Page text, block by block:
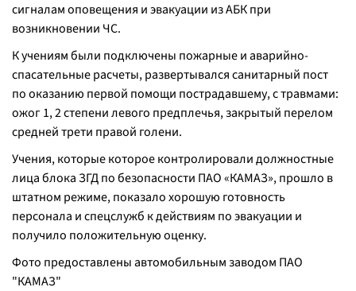
сигналам оповещения и эвакуации из АБК при
возникновении ЧС.
К учениям были подключены пожарные и аварийно-
спасательные расчеты, развертывался санитарный пост
по оказанию первой помощи пострадавшему, с травмами:
ожог 1, 2 степени левого предплечья, закрытый перелом
средней трети правой голени.
Учения, которые которое контролировали должностные
лица блока ЗГД по безопасности ПАО «КАМАЗ», прошло в
штатном режиме, показало хорошую готовность
персонала и спецслужб к действиям по эвакуации и
получило положительную оценку.
Фото предоставлены автомобильным заводом ПАО
"КАМАЗ"